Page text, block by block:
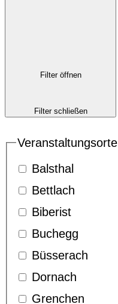
Filter öffnen
Filter schließen
Veranstaltungsorte
Balsthal
Bettlach
Biberist
Buchegg
Büsserach
Dornach
Grenchen